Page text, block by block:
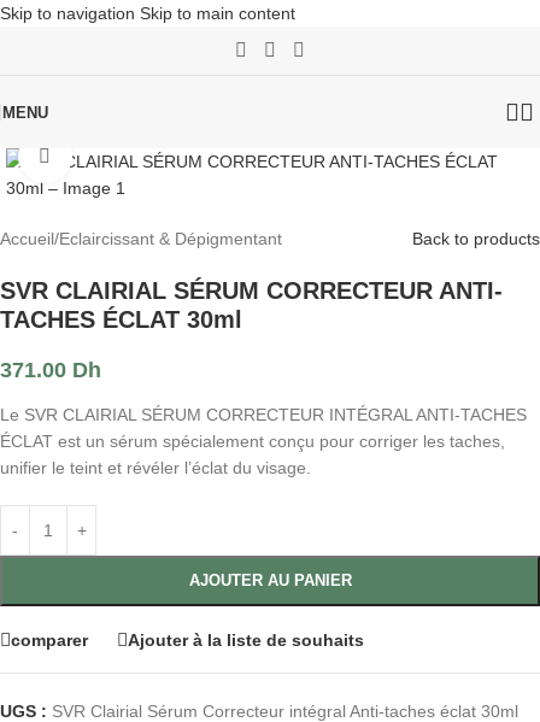
Skip to navigation Skip to main content
MENU
Click to enlarge
Accueil/Eclaircissant & Dépigmentant Back to products
SVR CLAIRIAL SÉRUM CORRECTEUR ANTI-
TACHES ÉCLAT 30ml
371.00 Dh
Le SVR CLAIRIAL SÉRUM CORRECTEUR INTÉGRAL ANTI-TACHES
ÉCLAT est un sérum spécialement conçu pour corriger les taches,
unifier le teint et révéler l’éclat du visage.
AJOUTER AU PANIER
comparer Ajouter à la liste de souhaits
UGS : SVR Clairial Sérum Correcteur intégral Anti-taches éclat 30ml